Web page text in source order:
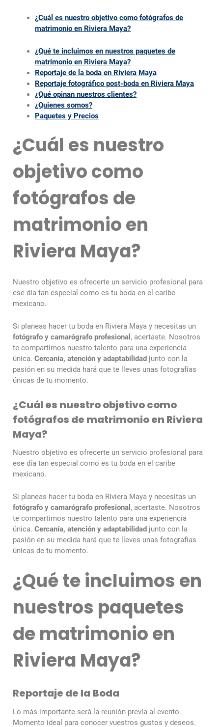
¿Cuál es nuestro objetivo como fotógrafos de
matrimonio en Riviera Maya?
¿Qué te incluimos en nuestros paquetes de
matrimonio en Riviera Maya?
Reportaje de la boda en Riviera Maya
Reportaje fotográfico post-boda en Riviera Maya
¿Qué opinan nuestros clientes?
¿Quienes somos?
Paquetes y Precios
¿Cuál es nuestro
objetivo como
fotógrafos de
matrimonio en
Riviera Maya?
Nuestro objetivo es ofrecerte un servicio profesional para
ese día tan especial como es tu boda en el caribe
mexicano.
Si planeas hacer tu boda en Riviera Maya y necesitas un
fotógrafo y camarógrafo profesional , acertaste. Nosotros
te compartimos nuestro talento para una experiencia
única. Cercanía, atención y adaptabilidad junto con la
pasión en su medida hará que te lleves unas fotografías
únicas de tu momento.
¿Cuál es nuestro objetivo como
fotógrafos de matrimonio en Riviera
Maya?
Nuestro objetivo es ofrecerte un servicio profesional para
ese día tan especial como es tu boda en el caribe
mexicano.
Si planeas hacer tu boda en Riviera Maya y necesitas un
fotógrafo y camarógrafo profesional , acertaste. Nosotros
te compartimos nuestro talento para una experiencia
única. Cercanía, atención y adaptabilidad junto con la
pasión en su medida hará que te lleves unas fotografías
únicas de tu momento.
¿Qué te incluimos en
nuestros paquetes
de matrimonio en
Riviera Maya?
Reportaje de la Boda
Lo más importante será la reunión previa al evento.
Momento ideal para conocer vuestros gustos y deseos.